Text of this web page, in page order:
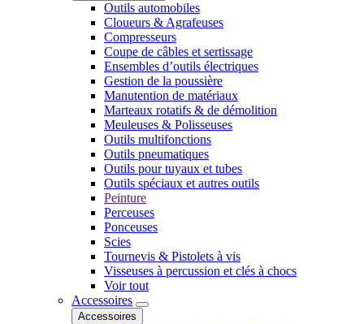
Outils automobiles
Cloueurs & Agrafeuses
Compresseurs
Coupe de câbles et sertissage
Ensembles d’outils électriques
Gestion de la poussière
Manutention de matériaux
Marteaux rotatifs & de démolition
Meuleuses & Polisseuses
Outils multifonctions
Outils pneumatiques
Outils pour tuyaux et tubes
Outils spéciaux et autres outils
Peinture
Perceuses
Ponceuses
Scies
Tournevis & Pistolets à vis
Visseuses à percussion et clés à chocs
Voir tout
Accessoires
Accessoires